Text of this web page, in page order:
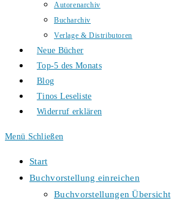
Autorenarchiv
Bucharchiv
Verlage & Distributoren
Neue Bücher
Top-5 des Monats
Blog
Tinos Leseliste
Widerruf erklären
Menü Schließen
Start
Buchvorstellung einreichen
Buchvorstellungen Übersicht